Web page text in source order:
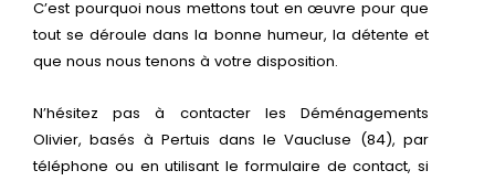
C’est pourquoi nous mettons tout en œuvre pour que
tout se déroule dans la bonne humeur, la détente et
que nous nous tenons à votre disposition.
N’hésitez pas à contacter les Déménagements
Olivier, basés à Pertuis dans le Vaucluse (84), par
téléphone ou en utilisant le formulaire de contact, si